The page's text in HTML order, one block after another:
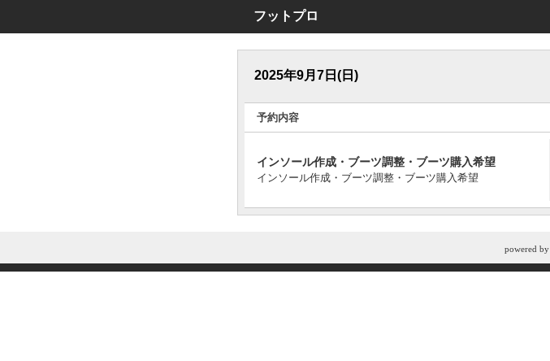
フットプロ
2025年9月7日(日)
予約内容
インソール作成・ブーツ調整・ブーツ購入希望
インソール作成・ブーツ調整・ブーツ購入希望
powered by